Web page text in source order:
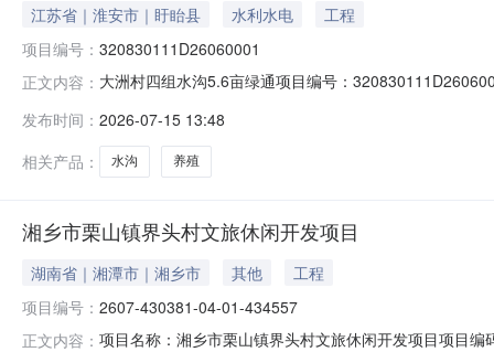
江苏省｜淮安市｜盱眙县 水利水电
工程
项目编号： 320830111D26060001
正文内容： 大洲村四组水沟5.6亩绿通项目编号：
四址范围:东至：罗来安鱼塘；南至：石开喜鱼塘；北至
发布时间： 2026-07-15 13:48
相关产品：
水沟 养殖
湘乡市栗山镇界头村文旅休闲开发项目
湖南省｜湘潭市｜湘乡市 其他
工程
项目编号： 2607-430381-04-01-434557
正文内容： 项目名称：湘乡市栗山镇界头村文旅休闲开发项目项目